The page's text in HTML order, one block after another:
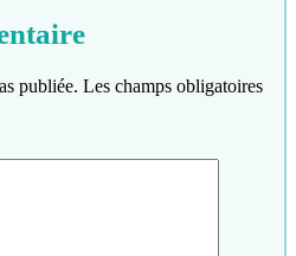
publiée. Les champs obligatoires